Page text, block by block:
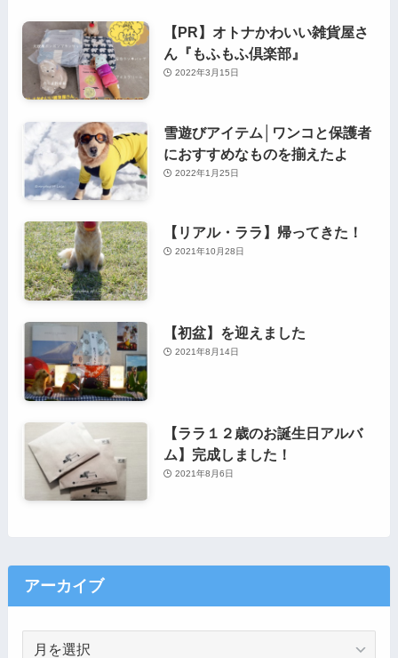
【PR】オトナかわいい雑貨屋さ
ん『もふもふ倶楽部』
2022年3月15日
雪遊びアイテム│ワンコと保護者
におすすめなものを揃えたよ
2022年1月25日
【リアル・ララ】帰ってきた！
2021年10月28日
【初盆】を迎えました
2021年8月14日
【ララ１２歳のお誕生日アルバ
ム】完成しました！
2021年8月6日
アーカイブ